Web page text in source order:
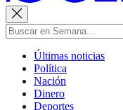
Últimas noticias
Política
Nación
Dinero
Deportes